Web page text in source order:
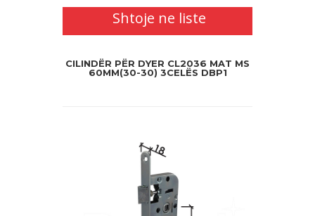
Shtoje ne liste
CILINDËR PËR DYER CL2036 MAT MS
60MM(30-30) 3CELËS DBP1